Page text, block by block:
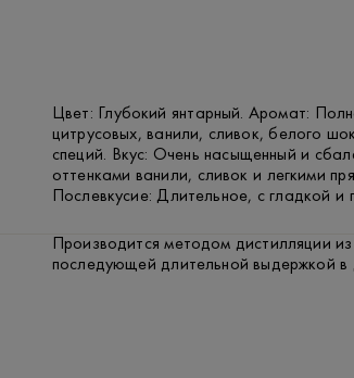
Цвет: Глубокий янтарный. Аромат:
цитрусовых, ванили, сливок, белого
специй. Вкус: Очень насыщенный и
оттенками ванили, сливок и легкими
Послевкусие: Длительное, с гладкой и
Производится методом дистилляции
последующей длительной выдержкой в